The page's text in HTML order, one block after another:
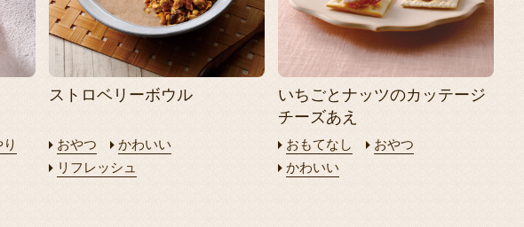
ストロベリーボウル
おやつ
かわいい
リフレッシュ
いちごとナッツのカッテージ
チーズあえ
おもてなし
おやつ
かわいい